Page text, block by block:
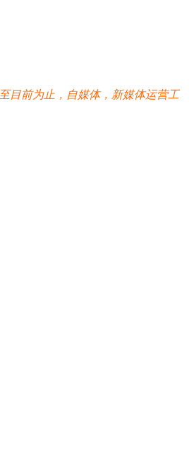
目前为止，自媒体，新媒体运营工